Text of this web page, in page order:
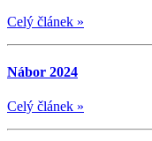
Celý článek »
Nábor 2024
Celý článek »